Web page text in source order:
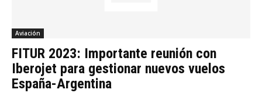
Aviación
FITUR 2023: Importante reunión con
Iberojet para gestionar nuevos vuelos
España-Argentina